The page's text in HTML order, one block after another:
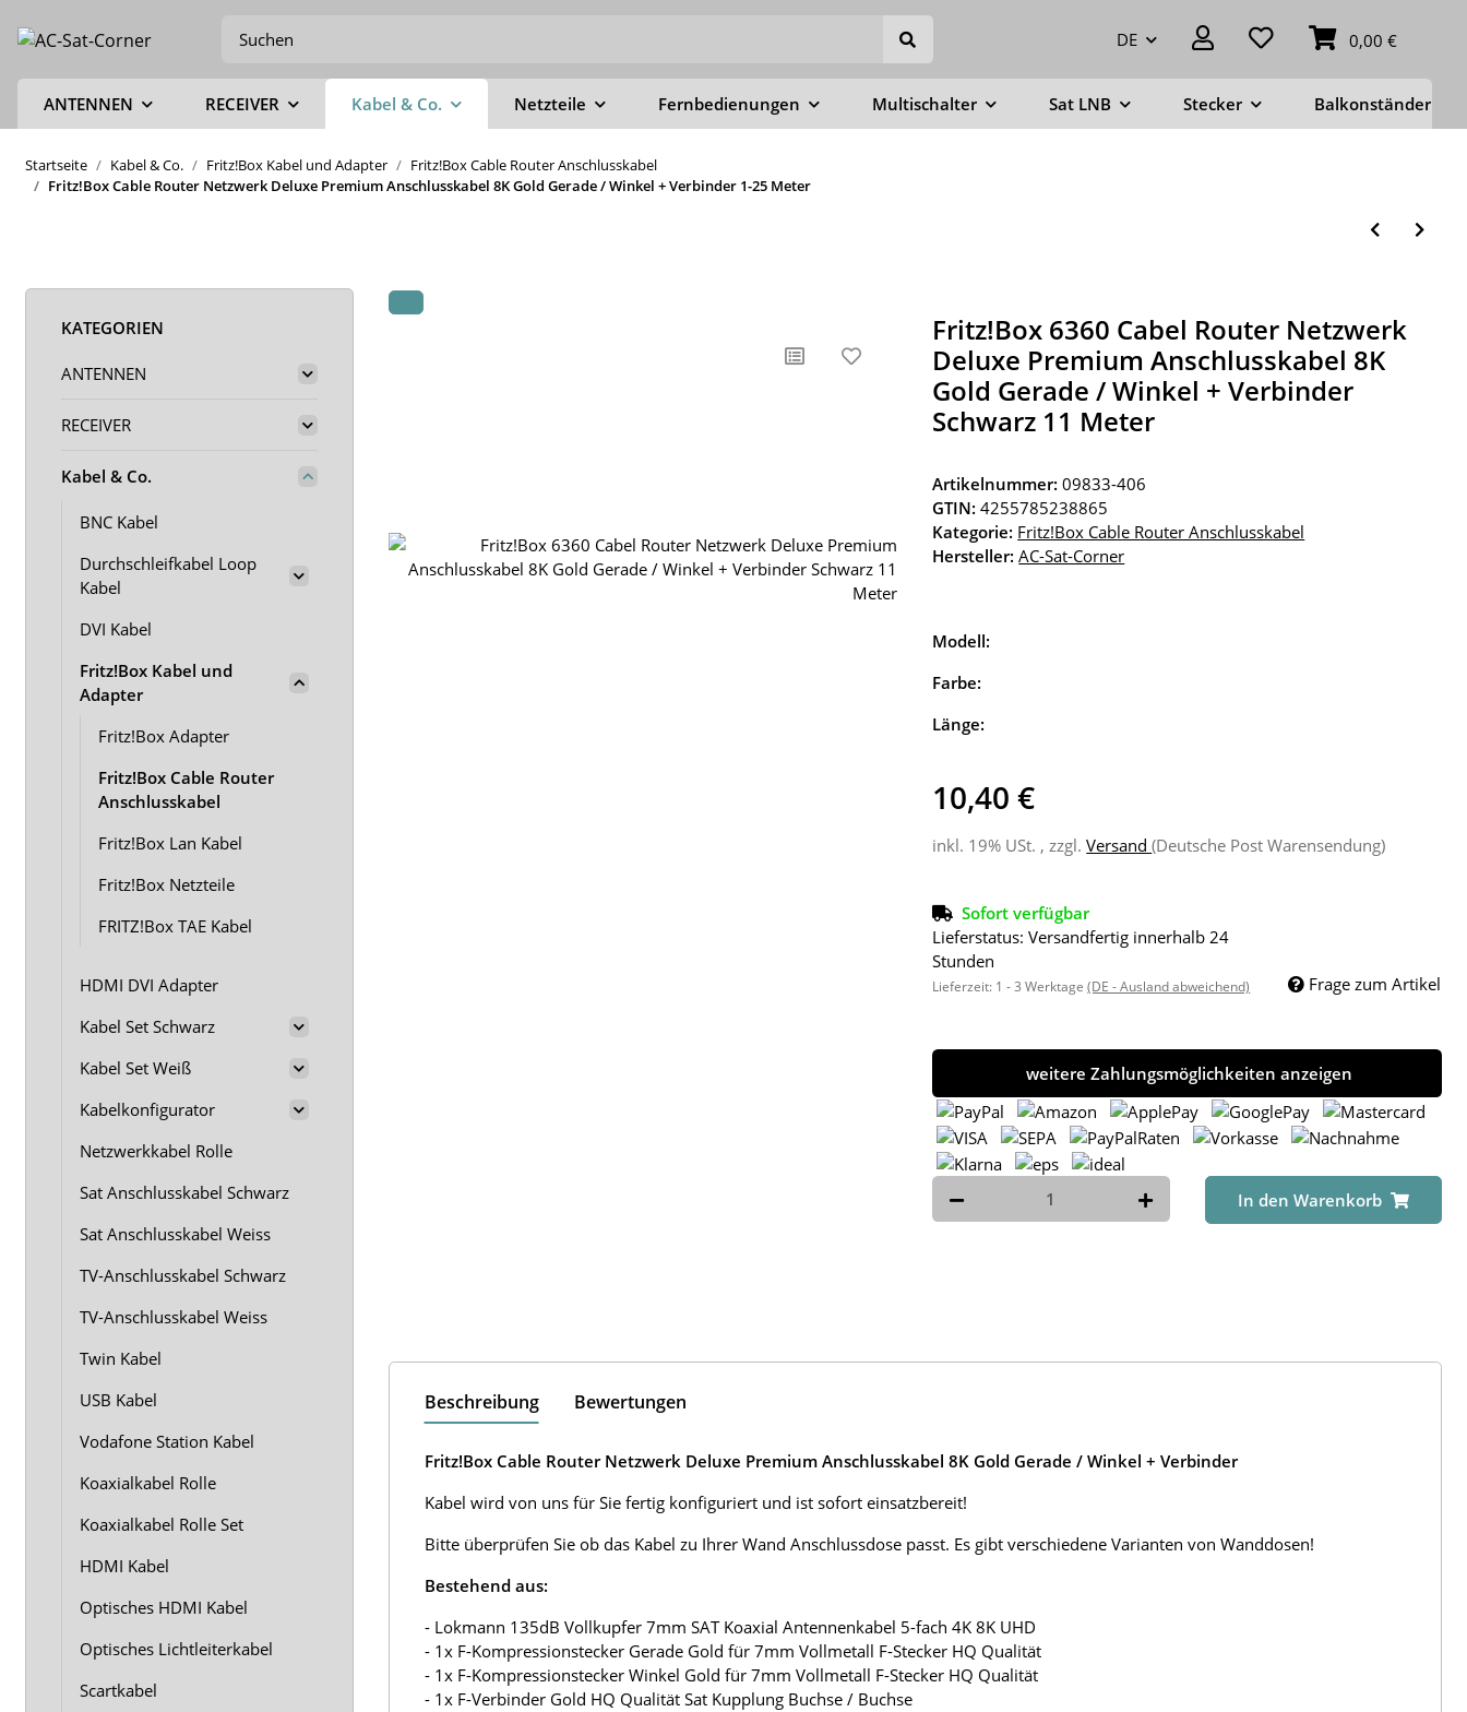
DE 0,00 €
ANTENNEN RECEIVER Kabel & Co. Netzteile Fernbedienungen Multischalter Sat LNB Stecker Balkonständer
Startseite Kabel & Co. Fritz!Box Kabel und Adapter
Fritz!Box Cable Router Anschlusskabel
Fritz!Box Cable Router Netzwerk Deluxe Premium Anschlusskabel 8K Gold Gerade / Winkel + Verbinder 1-25 Meter
Fritz!Box 6360 Cabel Router Netzwerk
Deluxe Premium Anschlusskabel 8K
Gold Gerade / Winkel + Verbinder
Schwarz 11 Meter
Artikelnummer:09833-406
GTIN: 4255785238865
Kategorie: Fritz!Box Cable Router Anschlusskabel
Hersteller: AC-Sat-Corner
Modell:
Farbe:
Länge:
10,40 €
inkl. 19% USt. , zzgl.Versand(Deutsche Post Warensendung)
Sofort verfügbar
Lieferstatus: Versandfertig innerhalb 24
Stunden
Lieferzeit: 1 - 3 Werktage(DE - Ausland abweichend) Frage zum Artikel
weitere Zahlungsmöglichkeiten anzeigen
In den Warenkorb
Beschreibung Bewertungen
Fritz!Box Cable Router Netzwerk Deluxe Premium Anschlusskabel 8K Gold Gerade / Winkel + Verbinder
Kabel wird von uns für Sie fertig konfiguriert und ist sofort einsatzbereit!
Bitte überprüfen Sie ob das Kabel zu Ihrer Wand Anschlussdose passt. Es gibt verschiedene Varianten von Wanddosen!
Bestehend aus:
- Lokmann 135dB Vollkupfer 7mm SAT Koaxial Antennenkabel 5-fach 4K 8K UHD
- 1x F-Kompressionstecker Gerade Gold für 7mm Vollmetall F-Stecker HQ Qualität
- 1x F-Kompressionstecker Winkel Gold für 7mm Vollmetall F-Stecker HQ Qualität
- 1x F-Verbinder Gold HQ Qualität Sat Kupplung Buchse / Buchse
KATEGORIEN
ANTENNEN
RECEIVER
Kabel & Co.
BNC Kabel
Durchschleifkabel Loop
Kabel
DVI Kabel
Fritz!Box Kabel und
Adapter
Fritz!Box Adapter
Fritz!Box Cable Router
Anschlusskabel
Fritz!Box Lan Kabel
Fritz!Box Netzteile
FRITZ!Box TAE Kabel
HDMI DVI Adapter
Kabel Set Schwarz
Kabel Set Weiß
Kabelkonfigurator
Netzwerkkabel Rolle
Sat Anschlusskabel Schwarz
Sat Anschlusskabel Weiss
TV-Anschlusskabel Schwarz
TV-Anschlusskabel Weiss
Twin Kabel
USB Kabel
Vodafone Station Kabel
Koaxialkabel Rolle
Koaxialkabel Rolle Set
HDMI Kabel
Optisches HDMI Kabel
Optisches Lichtleiterkabel
Scartkabel